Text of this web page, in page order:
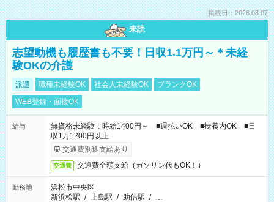
掲載日：2026.08.07
未読
志望動機も履歴書も不要！日収1.1万円～＊未経
験OKの介護
派遣 職種未経験OK 社会人未経験OK
ブランクOK
WEB登録・面接OK
給与
無資格未経験：時給1400円～ ■週払いOK ■扶養内OK ■日
収1万1200円以上
交通費別途支給あり
交通費 交通費全額支給（ガソリン代もOK！）
勤務地
浜松市中央区
新浜松駅 / 上島駅 / 助信駅 / …